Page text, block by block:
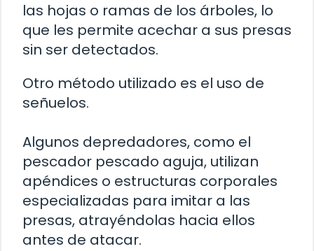
las hojas o ramas de los árboles, lo
que les permite acechar a sus presas
sin ser detectados.
Otro método utilizado es el uso de
señuelos.
Algunos depredadores, como el
pescador pescado aguja, utilizan
apéndices o estructuras corporales
especializadas para imitar a las
presas, atrayéndolas hacia ellos
antes de atacar.